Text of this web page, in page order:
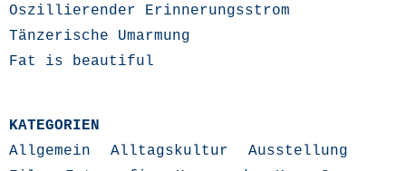
Oszillierender Erinnerungsstrom
Tänzerische Umarmung
Fat is beautiful
KATEGORIEN
Allgemein
Alltagskultur
Ausstellung